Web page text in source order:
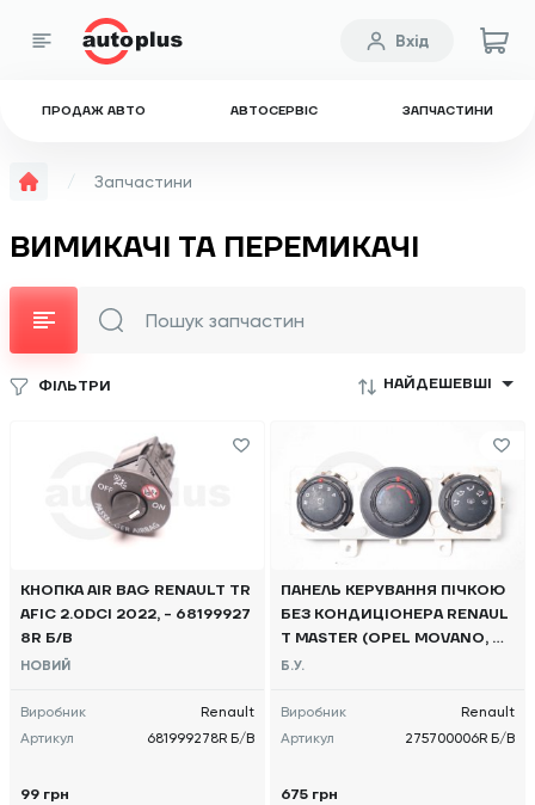
ПРОДАЖ АВТО АВТОСЕРВІС ЗАПЧАСТИНИ
Вхід
Запчастини
ВИМИКАЧІ ТА ПЕРЕМИКАЧІ
ФІЛЬТРИ НАЙДЕШЕВШІ
КНОПКА AIR BAG RENAULT TR
AFIC 2.0DCI 2022, - 68199927
8R Б/В
НОВИЙ
Виробник
Renault
Артикул
681999278R Б/В
99 грн
ПАНЕЛЬ КЕРУВАННЯ ПІЧКОЮ
БЕЗ КОНДИЦІОНЕРА RENAUL
T MASTER (OPEL MOVANO, NI
SSAN NV400) 2010 -, 2711037
Б.У.
Виробник
Renault
Артикул
275700006R Б/В
675 грн